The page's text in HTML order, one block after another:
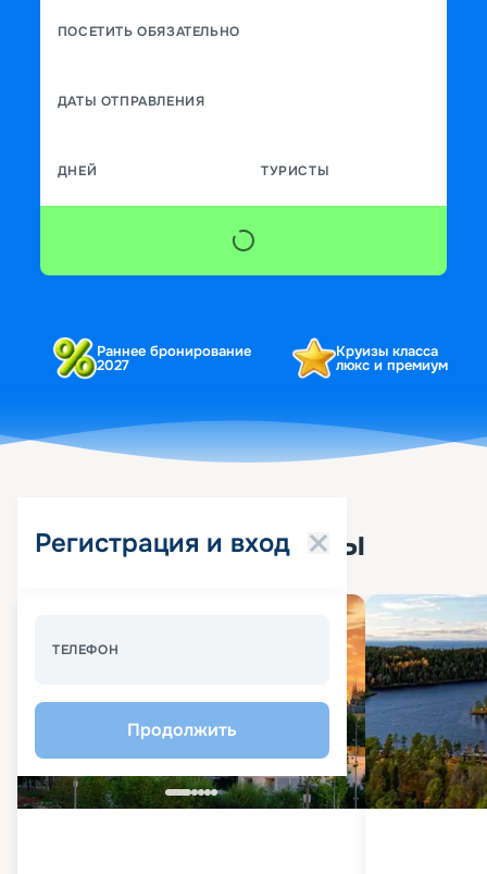
ПОСЕТИТЬ ОБЯЗАТЕЛЬНО
ДАТЫ ОТПРАВЛЕНИЯ
ДНЕЙ ТУРИСТЫ
Раннее бронирование
2027
Круизы класса
люкс и премиум
Регистрация и вход
ТЕЛЕФОН
Продолжить
Популярные круизы